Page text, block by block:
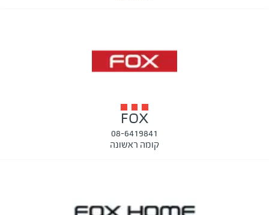
FOX
08-6419841
קומה ראשונה